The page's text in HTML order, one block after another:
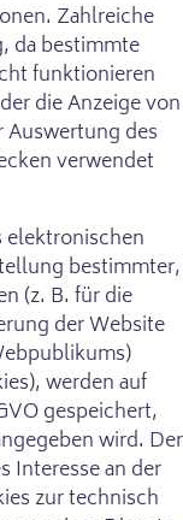
Zahlreiche
da bestimmte
funktionieren
die Anzeige von
Auswertung des
verwendet
elektronischen
bestimmter,
(z. B. für die
der Website
werden auf
gespeichert,
wird. Der
Interesse an der
zur technisch